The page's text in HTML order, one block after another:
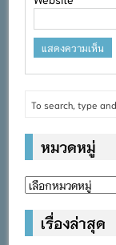
หมวดหมู่
หมวด
เรื่องล่าสุด